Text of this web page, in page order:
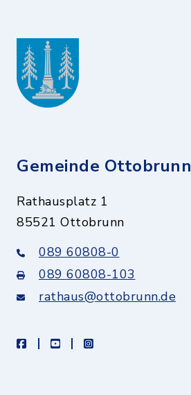
Gemeinde Ottobrunn
Rathausplatz 1
85521 Ottobrunn
089 60808-0
089 60808-103
rathaus@ottobrunn.de
facebookyoutubeinstagram